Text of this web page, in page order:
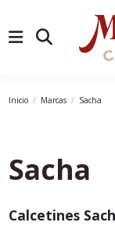
Inicio Marcas Sacha
Sacha
Calcetines